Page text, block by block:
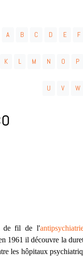
A B C D E F
K L M N O P
U V W
de fil de l'
1961 il découvre la
les hôpitaux